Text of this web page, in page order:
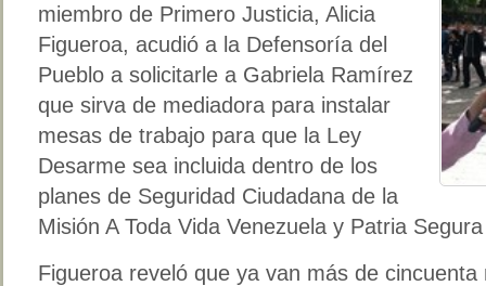
miembro de Primero Justicia, Alicia
Figueroa, acudió a la Defensoría del
Pueblo a solicitarle a Gabriela Ramírez
que sirva de mediadora para instalar
mesas de trabajo para que la Ley
Desarme sea incluida dentro de los
planes de Seguridad Ciudadana de la
Misión A Toda Vida Venezuela y Patria
Figueroa reveló que ya van más de cincuenta